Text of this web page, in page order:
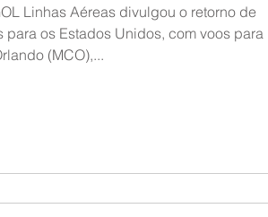
Notícias
Linhas Aéreas divulgou o retorno de
para os Estados Unidos, com voos para
(MCO),...